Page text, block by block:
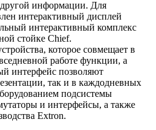
другой информации. Для
интерактивный дисплей
интерактивный комплекс
стойке Chief.
которое совмещает в
работе функции, а
интерфейс позволяют
так и в каждодневных
подсистемы
и интерфейсы, а также
Extron.